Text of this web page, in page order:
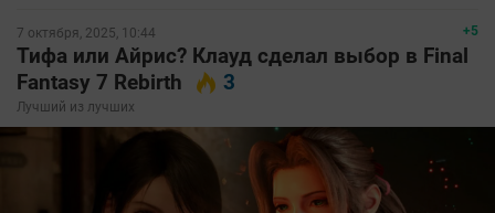
+5
7 октября, 2025, 10:44
Тифа или Айрис? Клауд сделал выбор в Final
Fantasy 7 Rebirth
3
Лучший из лучших